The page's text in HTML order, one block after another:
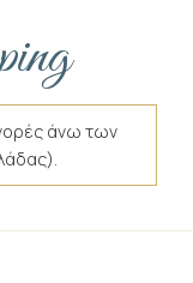
άνω των